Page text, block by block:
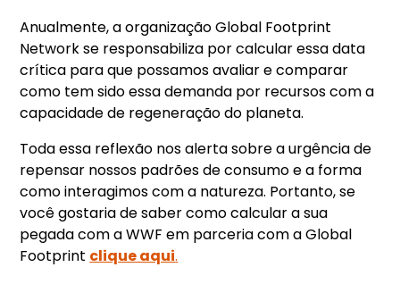
Anualmente, a organização Global Footprint
Network se responsabiliza por calcular essa data
crítica para que possamos avaliar e comparar
como tem sido essa demanda por recursos com a
capacidade de regeneração do planeta.
Toda essa reflexão nos alerta sobre a urgência de
repensar nossos padrões de consumo e a forma
como interagimos com a natureza. Portanto, se
você gostaria de saber como calcular a sua
pegada com a WWF em parceria com a Global
Footprint clique aqui.